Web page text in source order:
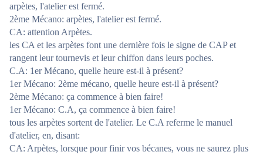
arpètes, l'atelier est fermé.
2ème Mécano: arpètes, l'atelier est fermé.
CA: attention Arpètes.
les CA et les arpètes font une dernière fois le signe de CAP et
rangent leur tournevis et leur chiffon dans leurs poches.
C.A: 1er Mécano, quelle heure est-il à présent?
1er Mécano: 2ème mécano, quelle heure est-il à présent?
2ème Mécano: ça commence à bien faire!
1er Mécano: C.A, ça commence à bien faire!
tous les arpètes sortent de l'atelier. Le C.A referme le manuel
d'atelier, en, disant:
CA: Arpètes, lorsque pour finir vos bécanes, vous ne saurez plus